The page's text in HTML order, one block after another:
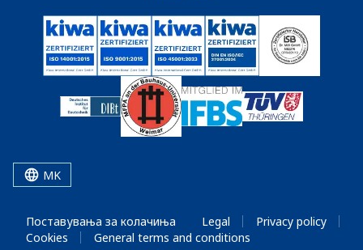
MK
Поставувања за колачиња Legal
Privacy policy
Cookies
General terms and conditions